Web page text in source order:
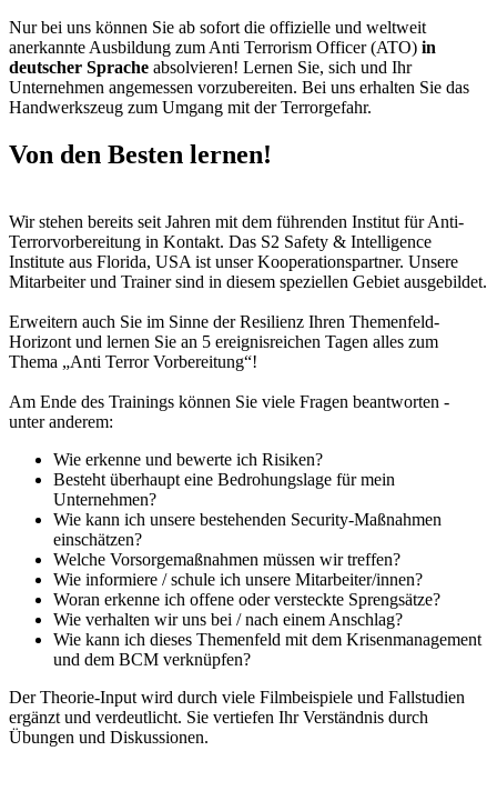
Nur bei uns können Sie ab sofort die offizielle und weltweit
anerkannte Ausbildung zum Anti Terrorism Officer (ATO) in
deutscher Sprache absolvieren! Lernen Sie, sich und Ihr
Unternehmen angemessen vorzubereiten. Bei uns erhalten Sie das
Handwerkszeug zum Umgang mit der Terrorgefahr.
Von den Besten lernen!
Wir stehen bereits seit Jahren mit dem führenden Institut für Anti-
Terrorvorbereitung in Kontakt. Das S2 Safety & Intelligence
Institute aus Florida, USA ist unser Kooperationspartner. Unsere
Mitarbeiter und Trainer sind in diesem speziellen Gebiet ausgebildet.
Erweitern auch Sie im Sinne der Resilienz Ihren Themenfeld-
Horizont und lernen Sie an 5 ereignisreichen Tagen alles zum
Thema „Anti Terror Vorbereitung“!
Am Ende des Trainings können Sie viele Fragen beantworten -
unter anderem:
Wie erkenne und bewerte ich Risiken?
Besteht überhaupt eine Bedrohungslage für mein
Unternehmen?
Wie kann ich unsere bestehenden Security-Maßnahmen
einschätzen?
Welche Vorsorgemaßnahmen müssen wir treffen?
Wie informiere / schule ich unsere Mitarbeiter/innen?
Woran erkenne ich offene oder versteckte Sprengsätze?
Wie verhalten wir uns bei / nach einem Anschlag?
Wie kann ich dieses Themenfeld mit dem Krisenmanagement
und dem BCM verknüpfen?
Der Theorie-Input wird durch viele Filmbeispiele und Fallstudien
ergänzt und verdeutlicht. Sie vertiefen Ihr Verständnis durch
Übungen und Diskussionen.